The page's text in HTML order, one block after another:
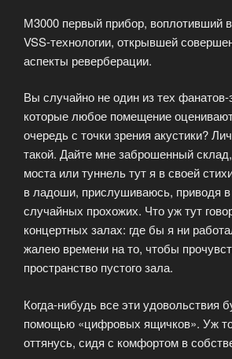
обработки!»
М3000 первый прибор, воплотивший
VSS-технологии, открывшей
аспекты реверберации.
Вы случайно не один из тех фанатов-
которые любое помещение
очередь с точки зрения акустики?
такой. Дайте мне заброшенный
моста или туннель тут я в своей
в ладоши, прислушиваюсь, приводя
случайных прохожих. Что уж тут
концертных залах: где бы я ни
жалею времени на то, чтобы
пространство пустого зала.
Когда-нибудь все эти удовольствия
помощью «цифровых ящичков». Уж
оттянусь, сидя с комфортом в